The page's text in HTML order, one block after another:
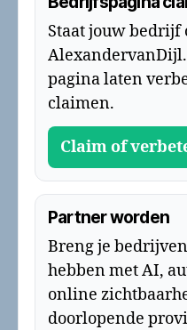
Staat jouw bedrijf
pagina laten
claimen.
Claim of
Partner worden
Breng je
hebben met AI,
online
doorlopende